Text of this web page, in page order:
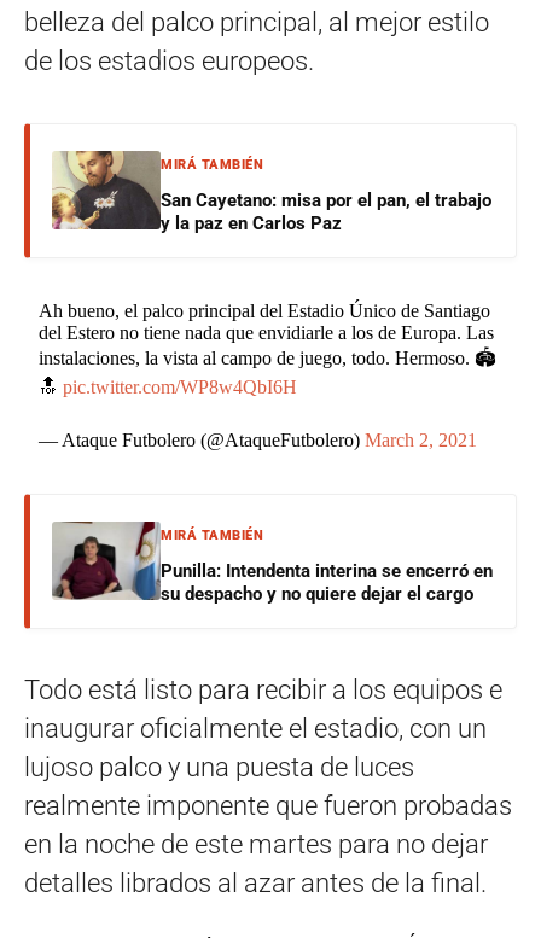
belleza del palco principal, al mejor estilo
de los estadios europeos.
MIRÁ TAMBIÉN
San Cayetano: misa por el pan, el trabajo
y la paz en Carlos Paz
Ah bueno, el palco principal del Estadio Único de Santiago
del Estero no tiene nada que envidiarle a los de Europa. Las
instalaciones, la vista al campo de juego, todo. Hermoso. 🏟
🔝pic.twitter.com/WP8w4QbI6H
— Ataque Futbolero (@AtaqueFutbolero)March 2, 2021
MIRÁ TAMBIÉN
Punilla: Intendenta interina se encerró en
su despacho y no quiere dejar el cargo
Todo está listo para recibir a los equipos e
inaugurar oficialmente el estadio, con un
lujoso palco y una puesta de luces
realmente imponente que fueron probadas
en la noche de este martes para no dejar
detalles librados al azar antes de la final.